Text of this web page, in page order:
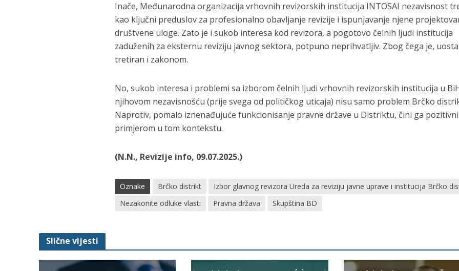
Inače, Međunarodna organizacija vrhovnih revizorskih institucija INTOSAI nezavisnost
kao ključni preduslov za profesionalno obavljanje revizije i ispunjavanje njene
društvene uloge. Zato je i sukob interesa kod revizora, a pogotovo čelnih ljudi institucija
zaduženih za eksternu reviziju javnog sektora, potpuno neprihvatljiv. Zbog čega je,
tretiran i zakonom.
No, sukob interesa i problemi sa izborom čelnih ljudi vrhovnih revizorskih institucija u
njihovom nezavisnošću (prije svega od političkog uticaja) nisu samo problem Brčko
Naprotiv, pomalo iznenađujuće funkcionisanje pravne države u Distriktu, čini ga
primjerom u tom kontekstu.
(N.N., Revizije info, 09.07.2025.)
Oznake Brčko distrikt
Izbor glavnog revizora Ureda za reviziju javne uprave i institucija Brčko
Nezakonite odluke vlasti
Pravna država Skupština BD
Slične vijesti